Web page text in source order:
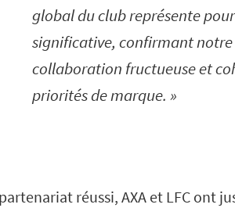
global du club représente
significative, confirmant
collaboration fructueuse et
priorités de marque.
réussi, AXA et LFC ont